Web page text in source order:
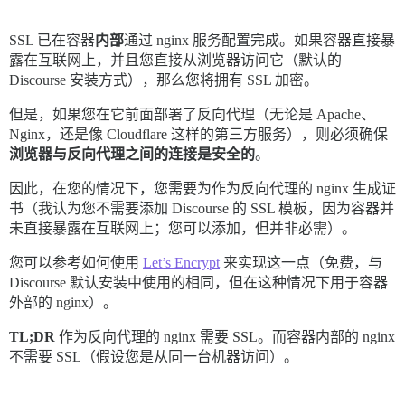
SSL 已在容器内部通过 nginx 服务配置完成。如果容器直接暴
露在互联网上，并且您直接从浏览器访问它（默认的
Discourse 安装方式），那么您将拥有 SSL 加密。
但是，如果您在它前面部署了反向代理（无论是 Apache、
Nginx，还是像 Cloudflare 这样的第三方服务），则必须确保
浏览器与反向代理之间的连接是安全的。
因此，在您的情况下，您需要为作为反向代理的 nginx 生成证
书（我认为您不需要添加 Discourse 的 SSL 模板，因为容器并
未直接暴露在互联网上；您可以添加，但并非必需）。
您可以参考如何使用 Let’s Encrypt 来实现这一点（免费，与
Discourse 默认安装中使用的相同，但在这种情况下用于容器
外部的 nginx）。
TL;DR 作为反向代理的 nginx 需要 SSL。而容器内部的 nginx
不需要 SSL（假设您是从同一台机器访问）。